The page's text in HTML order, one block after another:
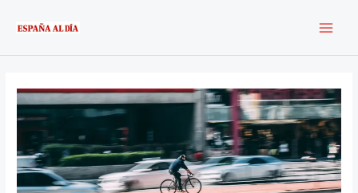
contenido